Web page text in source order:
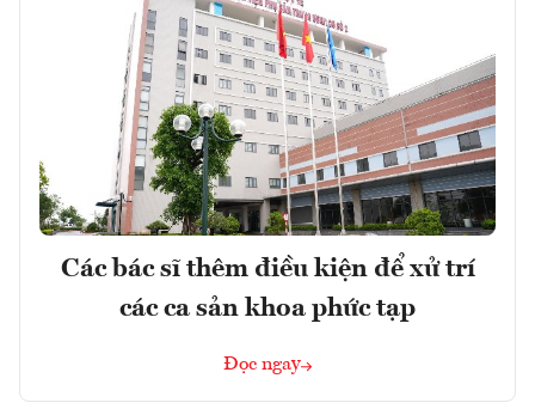
Các bác sĩ thêm điều kiện để xử trí
các ca sản khoa phức tạp
Đọc ngay